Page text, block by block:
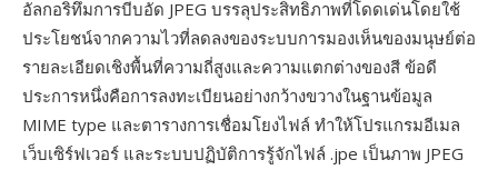
อัลกอริทึมการบีบอัด JPEG บรรลุประสิทธิภาพที่โดดเด่นโดยใช้
ประโยชน์จากความไวที่ลดลงของระบบการมองเห็นของมนุษย์ต่อ
รายละเอียดเชิงพื้นที่ความถี่สูงและความแตกต่างของสี ข้อดี
ประการหนึ่งคือการลงทะเบียนอย่างกว้างขวางในฐานข้อมูล
MIME type และตารางการเชื่อมโยงไฟล์ ทำให้โปรแกรมอีเมล
เว็บเซิร์ฟเวอร์ และระบบปฏิบัติการรู้จักไฟล์ .jpe เป็นภาพ JPEG